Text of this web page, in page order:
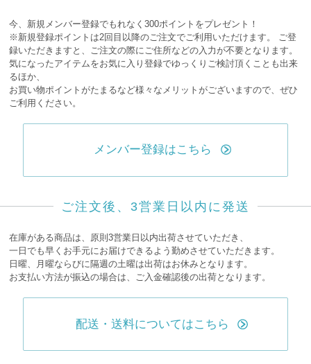
今、新規メンバー登録でもれなく300ポイントをプレゼント！
※新規登録ポイントは2回目以降のご注文でご利用いただけます。
ご登
録いただきますと、ご注文の際にご住所などの入力が不要となります。
気になったアイテムをお気に入り登録でゆっくりご検討頂くことも出来
るほか、
お買い物ポイントがたまるなど様々なメリットがございますので、ぜひ
ご利用ください。
メンバー登録はこちら
ご注文後、3営業日以内に発送
在庫がある商品は、原則3営業日以内出荷させていただき、
一日でも早くお手元にお届けできるよう勤めさせていただきます。
日曜、月曜ならびに隔週の土曜は出荷はお休みとなります。
お支払い方法が振込の場合は、ご入金確認後の出荷となります。
配送・送料についてはこちら